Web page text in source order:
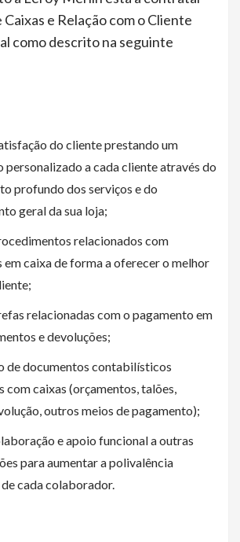
e Relação com o Cliente
como descrito na seguinte
do cliente prestando um
personalizado a cada cliente através do
profundo dos serviços e do
geral da sua loja;
relacionados com
em caixa de forma a oferecer o melhor
relacionadas com o pagamento em
e devoluções;
de documentos contabilísticos
com caixas (orçamentos, talões,
outros meios de pagamento);
e apoio funcional a outras
para aumentar a polivalência
cada colaborador.